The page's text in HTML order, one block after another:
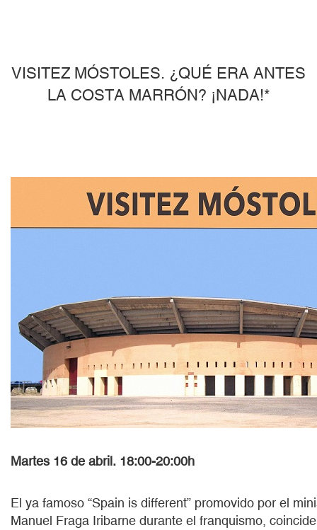
VISITEZ MÓSTOLES. ¿QUÉ ERA ANTES
LA COSTA MARRÓN? ¡NADA!*
Martes 16 de abril. 18:00-20:00h
El ya famoso “Spain is different” promovido por el
Manuel Fraga Iribarne durante el franquismo,